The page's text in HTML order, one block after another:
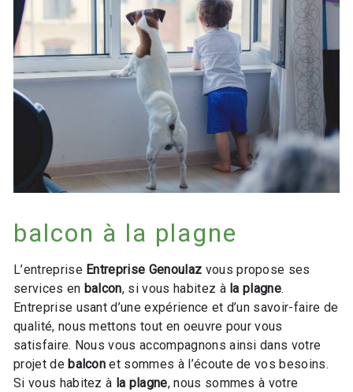
balcon à la plagne
L’entreprise Entreprise Genoulaz vous propose ses
services en balcon, si vous habitez à la plagne.
Entreprise usant d’une expérience et d’un savoir-faire de
qualité, nous mettons tout en oeuvre pour vous
satisfaire. Nous vous accompagnons ainsi dans votre
projet de balcon et sommes à l’écoute de vos besoins.
Si vous habitez à la plagne, nous sommes à votre